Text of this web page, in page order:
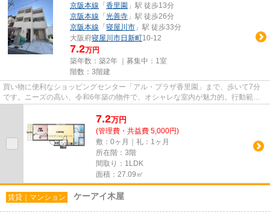
京阪本線 「 香里園 」駅 徒歩13分
京阪本線 「 光善寺 」駅 徒歩26分
京阪本線 「 寝屋川市 」駅 徒歩33分
大阪府寝屋川市日新町10-12
7.2万円
築年数：築2年 ｜募集中： 1室
階数：3階建
買い物に便利なショッピングセンター「アル・プラザ香里園」まで、歩いて7分
です。ニーズの高い、令和6年築の物件で、オシャレな室内が魅力的。行動範囲
7.2万円
(管理費・共益費 5,000円)
敷：0ヶ月｜礼：1ヶ月
所在階：3階
間取り：1LDK
面積：27.09㎡
賃貸｜マンション ケーアイ木屋